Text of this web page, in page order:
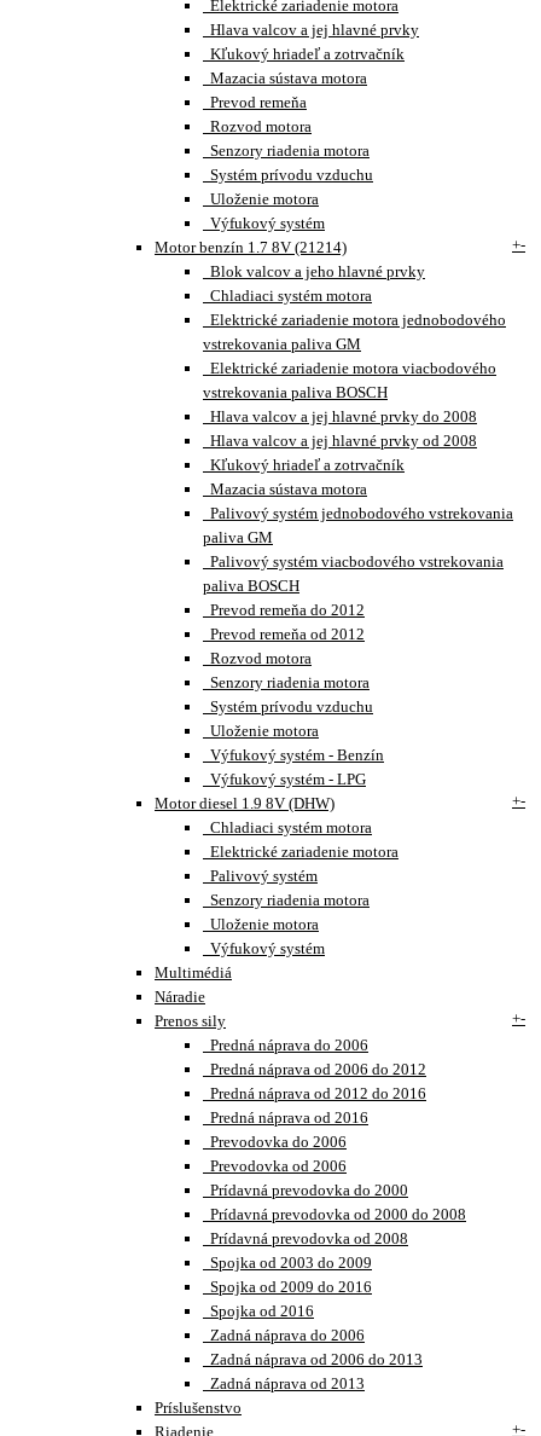
Elektrické zariadenie motora
Hlava valcov a jej hlavné prvky
Kľukový hriadeľ a zotrvačník
Mazacia sústava motora
Prevod remeňa
Rozvod motora
Senzory riadenia motora
Systém prívodu vzduchu
Uloženie motora
Výfukový systém
Motor benzín 1.7 8V (21214)
+-
Blok valcov a jeho hlavné prvky
Chladiaci systém motora
Elektrické zariadenie motora jednobodového
vstrekovania paliva GM
Elektrické zariadenie motora viacbodového
vstrekovania paliva BOSCH
Hlava valcov a jej hlavné prvky do 2008
Hlava valcov a jej hlavné prvky od 2008
Kľukový hriadeľ a zotrvačník
Mazacia sústava motora
Palivový systém jednobodového vstrekovania
paliva GM
Palivový systém viacbodového vstrekovania
paliva BOSCH
Prevod remeňa do 2012
Prevod remeňa od 2012
Rozvod motora
Senzory riadenia motora
Systém prívodu vzduchu
Uloženie motora
Výfukový systém - Benzín
Výfukový systém - LPG
Motor diesel 1.9 8V (DHW)
+-
Chladiaci systém motora
Elektrické zariadenie motora
Palivový systém
Senzory riadenia motora
Uloženie motora
Výfukový systém
Multimédiá
Náradie
Prenos sily
+-
Predná náprava do 2006
Predná náprava od 2006 do 2012
Predná náprava od 2012 do 2016
Predná náprava od 2016
Prevodovka do 2006
Prevodovka od 2006
Prídavná prevodovka do 2000
Prídavná prevodovka od 2000 do 2008
Prídavná prevodovka od 2008
Spojka od 2003 do 2009
Spojka od 2009 do 2016
Spojka od 2016
Zadná náprava do 2006
Zadná náprava od 2006 do 2013
Zadná náprava od 2013
Príslušenstvo
Riadenie
+-